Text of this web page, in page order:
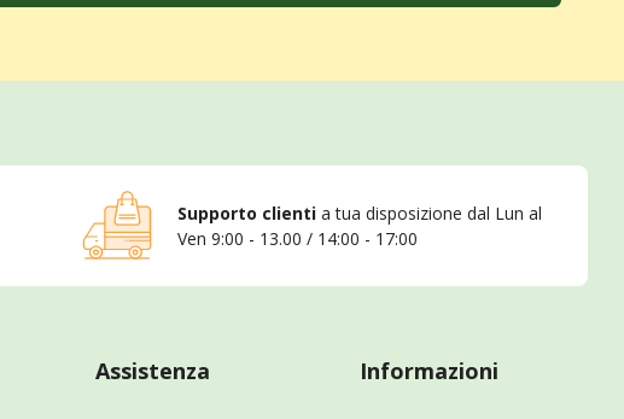
Supporto clienti a tua disposizione dal Lun al
Ven 9:00 - 13.00 / 14:00 - 17:00
Assistenza Informazioni